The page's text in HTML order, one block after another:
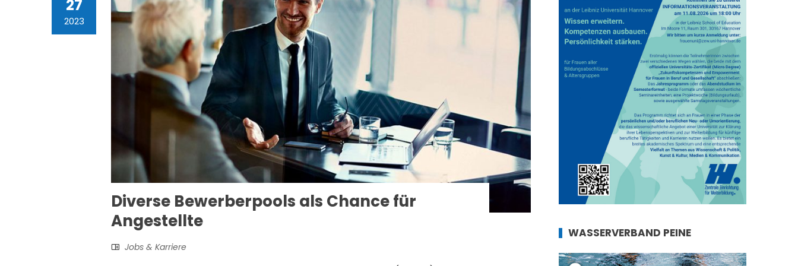
27
2023
Diverse Bewerberpools als Chance für
Angestellte
Jobs & Karriere
WASSERVERBAND PEINE